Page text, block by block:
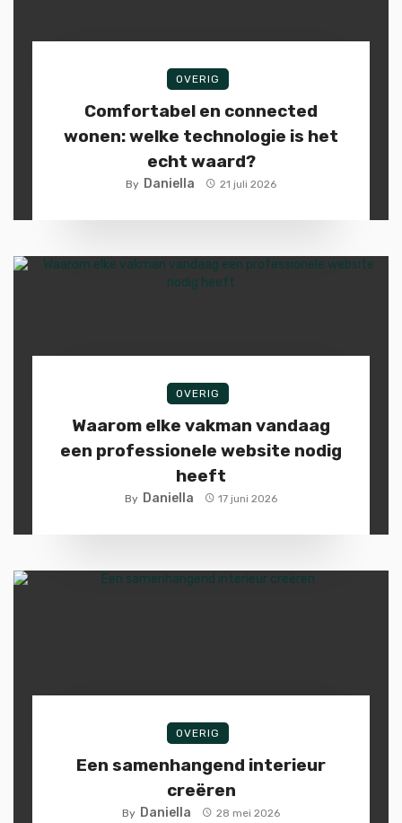
OVERIG
Comfortabel en connected
wonen: welke technologie is het
echt waard?
By Daniella 21 juli 2026
OVERIG
Waarom elke vakman vandaag
een professionele website nodig
heeft
By Daniella 17 juni 2026
OVERIG
Een samenhangend interieur
creëren
By Daniella 28 mei 2026